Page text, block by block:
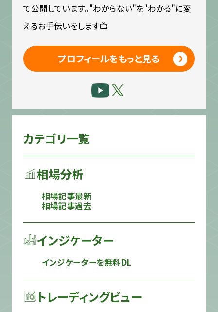
て公開しています。"わからない"を"わかる"に変
えるお手伝いをします📺
プロフィールをもっと見る
カテゴリ一覧
相場分析
相場記事最新
相場記事過去
インジケーター
インジケーターを無料DL
トレーディングビュー